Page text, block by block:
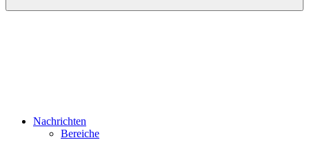
Nachrichten
Bereiche